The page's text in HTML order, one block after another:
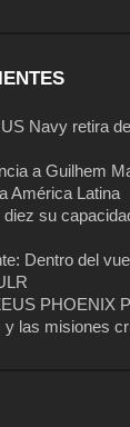
Navy retira
a Guilhem
América Latina
su
Dentro del
PHOENIX
y las misiones